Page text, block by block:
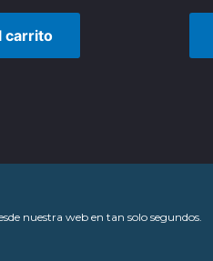
carrito
nuestra web en tan solo segundos.